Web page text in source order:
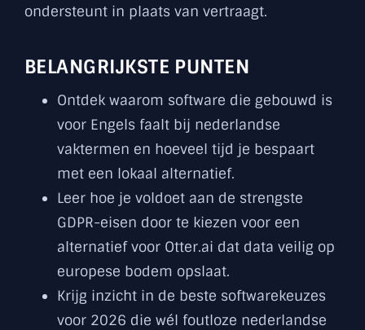
ondersteunt in plaats van vertraagt.
BELANGRIJKSTE PUNTEN
Ontdek waarom software die gebouwd is
voor Engels faalt bij nederlandse
vaktermen en hoeveel tijd je bespaart
met een lokaal alternatief.
Leer hoe je voldoet aan de strengste
GDPR-eisen door te kiezen voor een
alternatief voor Otter.ai dat data veilig op
europese bodem opslaat.
Krijg inzicht in de beste softwarekeuzes
voor 2026 die wél foutloze nederlandse